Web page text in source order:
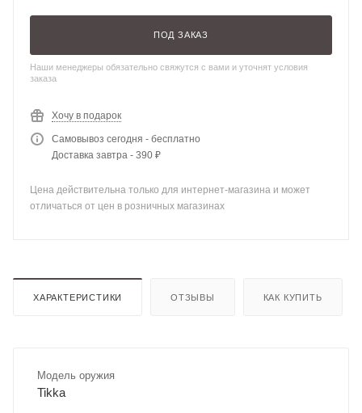
ПОД ЗАКАЗ
Наши менеджеры обязательно свяжутся с вами и уточнят условия
заказа
Хочу в подарок
Самовывоз сегодня - бесплатно
Доставка завтра - 390 ₽
Цена действительна только для интернет-магазина и может
отличаться от цен в розничных магазинах
ХАРАКТЕРИСТИКИ ОТЗЫВЫ КАК КУПИТЬ
Модель оружия
Tikka